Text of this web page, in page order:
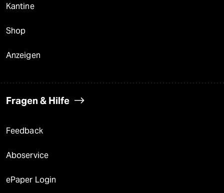
Kantine
Shop
Anzeigen
Fragen & Hilfe
Feedback
Aboservice
ePaper Login